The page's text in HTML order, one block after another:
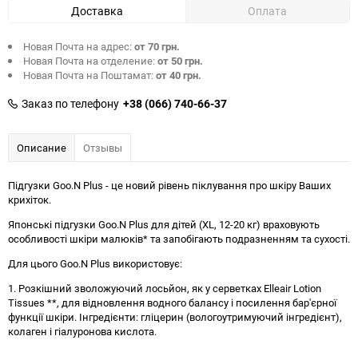
Доставка Оплата
Новая Почта на адрес:от 70 грн.
Новая Почта на отделение:от 50 грн.
Новая Почта на Поштамат:от 40 грн.
Заказ по телефону +38 (066) 740-66-37
Описание Отзывы
Підгузки Goo.N Plus - це новий рівень піклування про шкіру Ваших
крихіток.
Японські підгузки Goo.N Plus для дітей (XL, 12-20 кг) враховують
особливості шкіри малюків* та запобігають подразненням та сухості.
Для цього Goo.N Plus використовує:
1. Розкішний зволожуючий лосьйон, як у серветках Elleair Lotion
Tissues **, для відновлення водного балансу і посилення бар'єрної
функції шкіри. Інгредієнти: гліцерин (вологоутримуючий інгредієнт),
колаген і гіалуронова кислота.